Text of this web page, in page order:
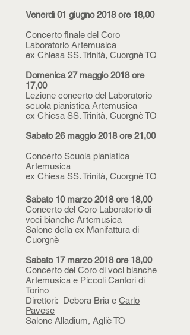
Venerdì 01 giugno 2018 ore 18,00
Concerto finale del Coro
Laboratorio Artemusica
ex Chiesa SS. Trinità, Cuorgnè TO
Domenica 27 maggio 2018 ore
17,00
Lezione concerto del Laboratorio
scuola pianistica Artemusica
ex Chiesa SS. Trinità, Cuorgnè TO
Sabato 26 maggio 2018 ore 21,00
Concerto Scuola pianistica
Artemusica
ex Chiesa SS. Trinità, Cuorgnè TO
Sabato 10 marzo 2018 ore 18,00
​Concerto del Coro Laboratorio di
voci bianche Artemusica
Salone della ex Manifattura di
Cuorgnè
Sabato 17 marzo 2018 ore 18,00
Concerto del Coro di voci bianche
Artemusica e Piccoli Cantori di
Torino
Direttori: Debora Bria e Carlo
Pavese
Salone Alladium, Agliè TO